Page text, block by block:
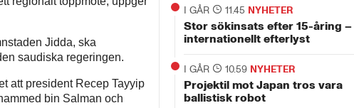
Jidda, ska
saudiska regeringen.
att president Recep Tayyip
bin Salman och
I GÅR 11.45 NYHETER
Stor sökinsats efter 15-åring –
internationellt efterlyst
I GÅR 10.59 NYHETER
Projektil mot Japan tros vara
ballistisk robot